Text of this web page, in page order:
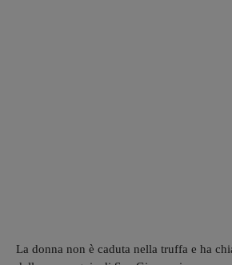
La donna non è caduta nella truffa e ha